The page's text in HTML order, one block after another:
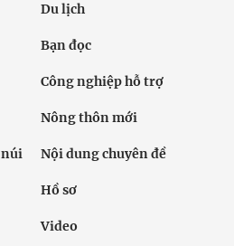
Du lịch
Bạn đọc
Công nghiệp hỗ trợ
Nông thôn mới
núi Nội dung chuyên đề
Hồ sơ
Video